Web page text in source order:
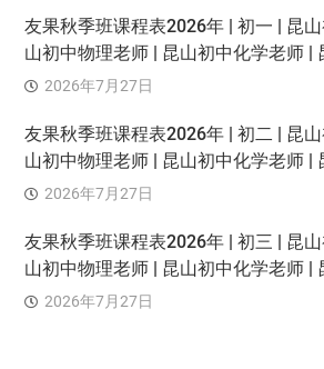
友果秋季班课程表2026年 | 初一 | 昆
山初中物理老师 | 昆山初中化学老师 |
2026年7月27日
友果秋季班课程表2026年 | 初二 | 昆
山初中物理老师 | 昆山初中化学老师 |
2026年7月27日
友果秋季班课程表2026年 | 初三 | 昆
山初中物理老师 | 昆山初中化学老师 |
2026年7月27日